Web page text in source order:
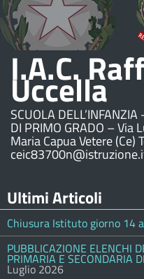
I.A.C.
Uccella
SCUOLA
DI PRIMO GRADO –
Maria Capua Vetere
Ultimi Articoli
Chiusura Istituto giorno 14
PUBBLICAZIONE ELENCHI
PRIMARIA E SECONDARIA
Luglio 2026